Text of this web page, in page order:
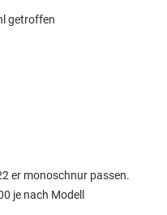
getroffen
er monoschnur passen.
je nach Modell